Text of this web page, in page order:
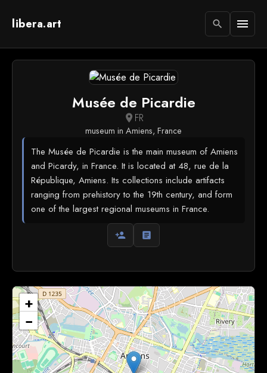
libera.art search menu
Musée de Picardie
location_on FR
museum in Amiens, France
The Musée de Picardie is the main museum of Amiens
and Picardy, in France. It is located at 48, rue de la
République, Amiens. Its collections include artifacts
ranging from prehistory to the 19th century, and form
one of the largest regional museums in France.
person_add article
+
−